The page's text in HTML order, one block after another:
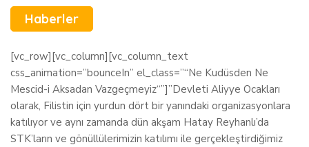
Haberler
[vc_row][vc_column][vc_column_text
css_animation=”bounceIn” el_class=”“Ne Kudüsden Ne
Mescid-i Aksadan Vazgeçmeyiz“”]”Devleti Aliyye Ocakları
olarak, Filistin için yurdun dört bir yanındaki organizasyonlara
katılıyor ve aynı zamanda dün akşam Hatay Reyhanlı’da
STK’ların ve gönüllülerimizin katılımı ile gerçekleştirdiğimiz